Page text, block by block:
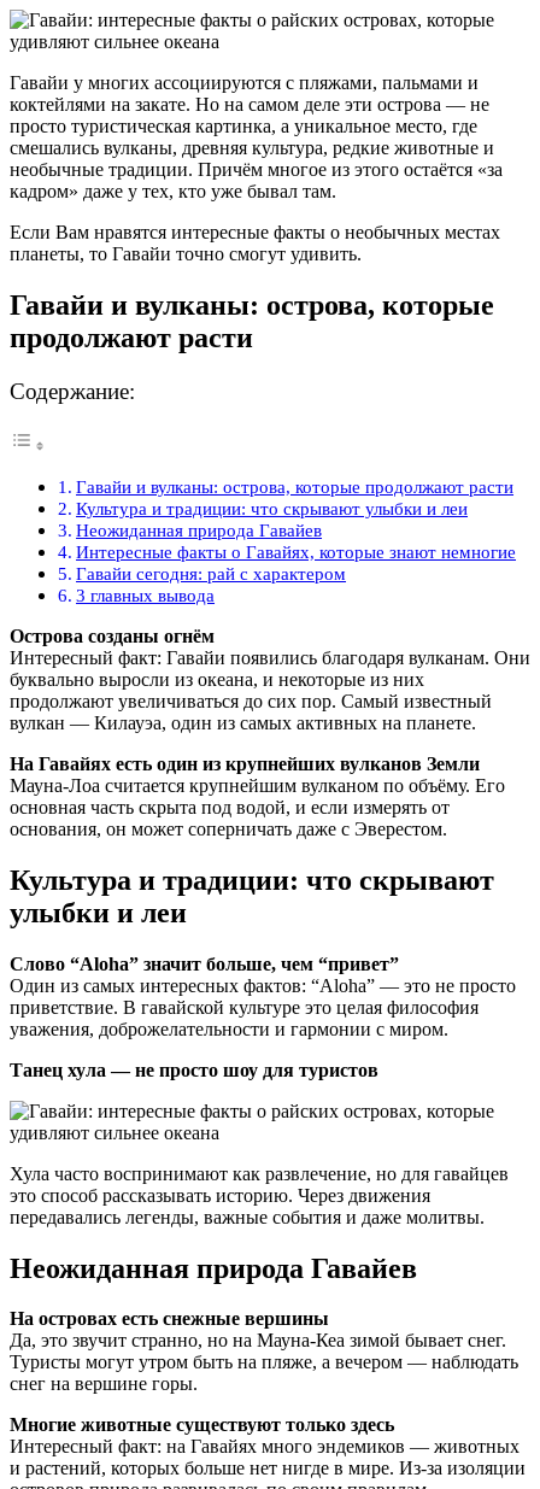
Гавайи у многих ассоциируются с пляжами, пальмами и
коктейлями на закате. Но на самом деле эти острова — не
просто туристическая картинка, а уникальное место, где
смешались вулканы, древняя культура, редкие животные и
необычные традиции. Причём многое из этого остаётся «за
кадром» даже у тех, кто уже бывал там.
Если Вам нравятся интересные факты о необычных местах
планеты, то Гавайи точно смогут удивить.
Гавайи и вулканы: острова, которые
продолжают расти
Содержание:
Гавайи и вулканы: острова, которые продолжают расти
Культура и традиции: что скрывают улыбки и леи
Неожиданная природа Гавайев
Интересные факты о Гавайях, которые знают немногие
Гавайи сегодня: рай с характером
3 главных вывода
Острова созданы огнём
Интересный факт: Гавайи появились благодаря вулканам. Они
буквально выросли из океана, и некоторые из них
продолжают увеличиваться до сих пор. Самый известный
вулкан — Килауэа, один из самых активных на планете.
На Гавайях есть один из крупнейших вулканов Земли
Мауна-Лоа считается крупнейшим вулканом по объёму. Его
основная часть скрыта под водой, и если измерять от
основания, он может соперничать даже с Эверестом.
Культура и традиции: что скрывают
улыбки и леи
Слово “Aloha” значит больше, чем “привет”
Один из самых интересных фактов: “Aloha” — это не просто
приветствие. В гавайской культуре это целая философия
уважения, доброжелательности и гармонии с миром.
Танец хула — не просто шоу для туристов
Хула часто воспринимают как развлечение, но для гавайцев
это способ рассказывать историю. Через движения
передавались легенды, важные события и даже молитвы.
Неожиданная природа Гавайев
На островах есть снежные вершины
Да, это звучит странно, но на Мауна-Кеа зимой бывает снег.
Туристы могут утром быть на пляже, а вечером — наблюдать
снег на вершине горы.
Многие животные существуют только здесь
Интересный факт: на Гавайях много эндемиков — животных
и растений, которых больше нет нигде в мире. Из-за изоляции